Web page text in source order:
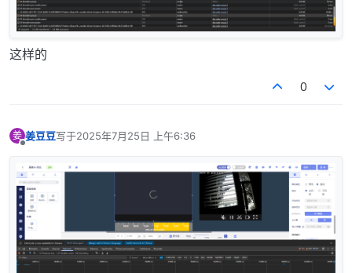
这样的
0
姜 姜豆豆写于2025年7月25日 上午6:36
最后由 编辑